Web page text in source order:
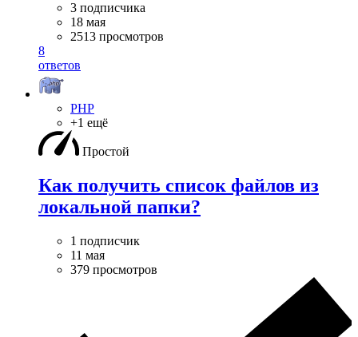
3 подписчика
18 мая
2513 просмотров
8
ответов
PHP
+1 ещё
Простой
Как получить список файлов из
локальной папки?
1 подписчик
11 мая
379 просмотров